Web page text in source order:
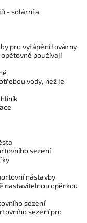
- solární a
pro vytápění továrny
používají
vody, než je
sezení
nástavby
nastavitelnou opěrkou
sezení
sezení pro